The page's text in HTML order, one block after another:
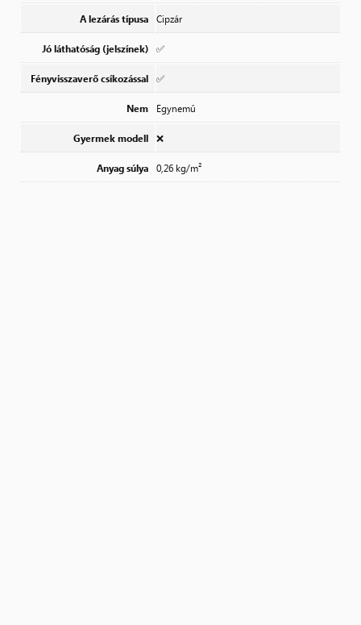
A lezárás típusa Cipzár
Jó láthatóság (jelszínek) ✅
Fényvisszaverő csíkozással ✅
Nem Egynemű
Gyermek modell ❌
Anyag súlya 0,26 kg/m²